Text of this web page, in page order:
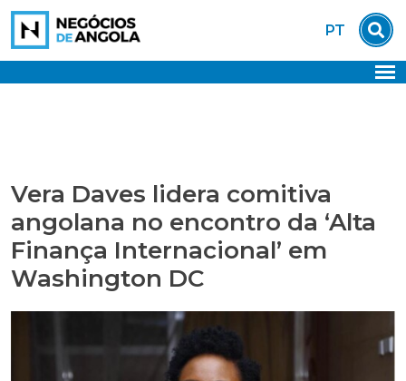
Skip
content
PT
Vera Daves lidera comitiva
angolana no encontro da ‘Alta
Finança Internacional’ em
Washington DC